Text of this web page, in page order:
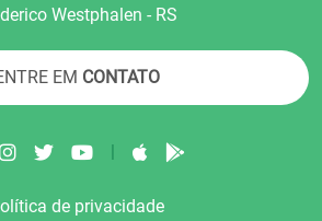
Westphalen - RS
EM CONTATO
|
de privacidade